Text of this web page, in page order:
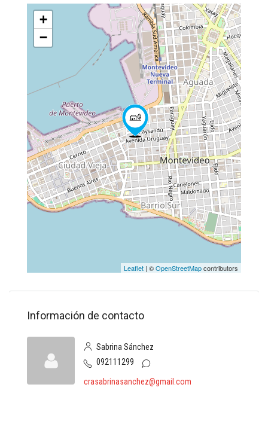
+
−
Leaflet | ©OpenStreetMapcontributors
Información de contacto
Sabrina Sánchez
092111299
crasabrinasanchez@gmail.com